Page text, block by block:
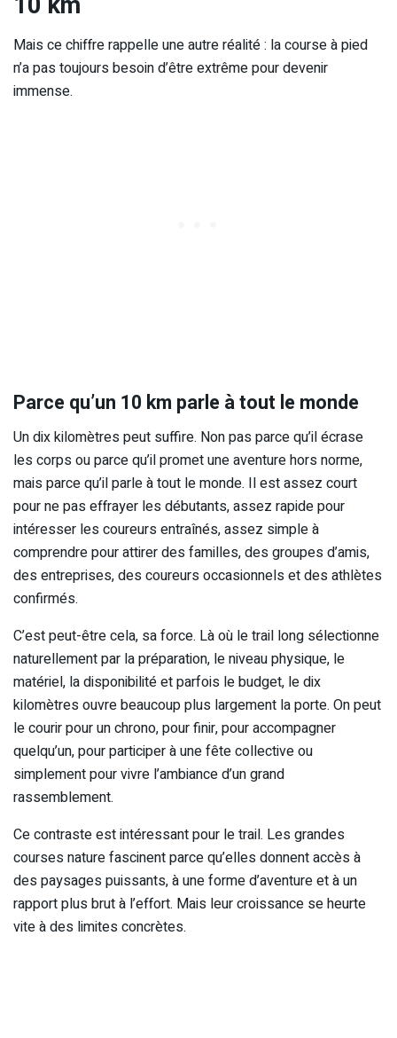
Mais ce chiffre rappelle une autre réalité : la course à pied
n’a pas toujours besoin d’être extrême pour devenir
immense.
Parce qu’un 10 km parle à tout le monde
Un dix kilomètres peut suffire. Non pas parce qu’il écrase
les corps ou parce qu’il promet une aventure hors norme,
mais parce qu’il parle à tout le monde. Il est assez court
pour ne pas effrayer les débutants, assez rapide pour
intéresser les coureurs entraînés, assez simple à
comprendre pour attirer des familles, des groupes d’amis,
des entreprises, des coureurs occasionnels et des athlètes
confirmés.
C’est peut-être cela, sa force. Là où le trail long sélectionne
naturellement par la préparation, le niveau physique, le
matériel, la disponibilité et parfois le budget, le dix
kilomètres ouvre beaucoup plus largement la porte. On peut
le courir pour un chrono, pour finir, pour accompagner
quelqu’un, pour participer à une fête collective ou
simplement pour vivre l’ambiance d’un grand
rassemblement.
Ce contraste est intéressant pour le trail. Les grandes
courses nature fascinent parce qu’elles donnent accès à
des paysages puissants, à une forme d’aventure et à un
rapport plus brut à l’effort. Mais leur croissance se heurte
vite à des limites concrètes.